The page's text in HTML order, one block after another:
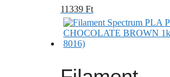
11339 Ft